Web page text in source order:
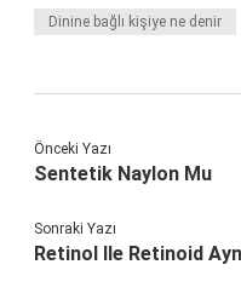
Dinine bağlı kişiye ne denir
Önceki Yazı
Sentetik Naylon Mu
Sonraki Yazı
Retinol Ile Retinoid